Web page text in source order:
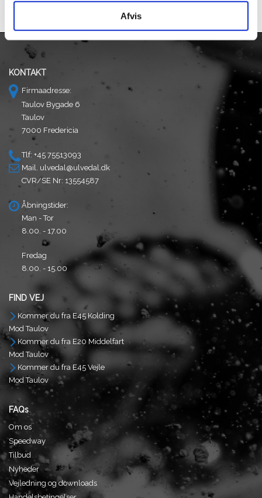
Afvis
kr. 16.499,00.
kr. 13.999,00.
KONTAKT
Firmaadresse:
Taulov Bygade 6
Taulov
7000 Fredericia
Tlf: +45 75513093
Mail. ulvedal@ulvedal.dk
CVR/SE Nr: 13554587
Åbningstider:
Man - Tor
8.00. - 17.00
Fredag
8.00. - 15.00
FIND VEJ
Kommer du fra E45 Kolding
Mod Taulov
Kommer du fra E20 Middelfart
Mod Taulov
Kommer du fra E45 Vejle
Mod Taulov
FAQs
Om os
Speedway
Tilbud
Nyheder
Vejledning og downloads